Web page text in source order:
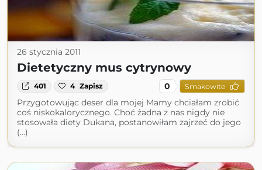
26 stycznia 2011
Dietetyczny mus cytrynowy
401 4 Zapisz 0 Smakowite
Przygotowując deser dla mojej Mamy chciałam zrobić
coś niskokalorycznego. Choć żadna z nas nigdy nie
stosowała diety Dukana, postanowiłam zajrzeć do jego
(...)